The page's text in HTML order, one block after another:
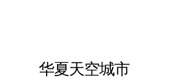
华夏天空城市